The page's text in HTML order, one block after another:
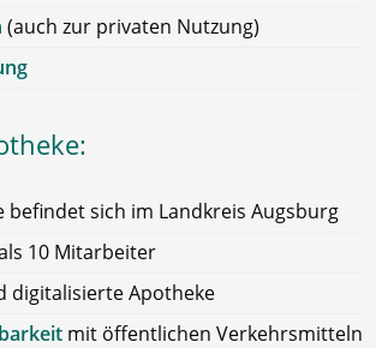
(auch zur privaten Nutzung)
befindet sich im Landkreis Augsburg
10 Mitarbeiter
digitalisierte Apotheke
mit öffentlichen Verkehrsmitteln